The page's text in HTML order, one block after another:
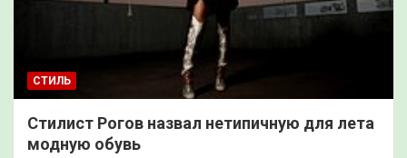
СТИЛЬ
Стилист Рогов назвал нетипичную для лета
модную обувь